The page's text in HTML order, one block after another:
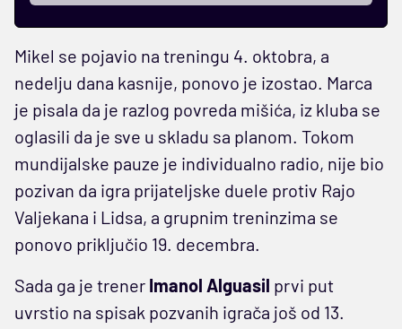
Mikel se pojavio na treningu 4. oktobra, a
nedelju dana kasnije, ponovo je izostao. Marca
je pisala da je razlog povreda mišića, iz kluba se
oglasili da je sve u skladu sa planom. Tokom
mundijalske pauze je individualno radio, nije bio
pozivan da igra prijateljske duele protiv Rajo
Valjekana i Lidsa, a grupnim treninzima se
ponovo priključio 19. decembra.
Sada ga je trener Imanol Alguasil prvi put
uvrstio na spisak pozvanih igrača još od 13.